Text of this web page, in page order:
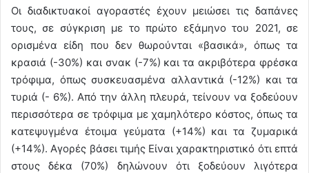
Οι διαδικτυακοί αγοραστές έχουν μειώσει τις δαπάνες
τους, σε σύγκριση με το πρώτο εξάμηνο του 2021, σε
ορισμένα είδη που δεν θωρούνται «βασικά», όπως τα
κρασιά (-30%) και σνακ (-7%) και τα ακριβότερα φρέσκα
τρόφιμα, όπως συσκευασμένα αλλαντικά (-12%) και τα
τυριά (- 6%). Από την άλλη πλευρά, τείνουν να ξοδεύουν
περισσότερα σε τρόφιμα με χαμηλότερο κόστος, όπως τα
κατεψυγμένα έτοιμα γεύματα (+14%) και τα ζυμαρικά
(+14%). Αγορές βάσει τιμής Είναι χαρακτηριστικό ότι επτά
στους δέκα (70%) δηλώνουν ότι ξοδεύουν λιγότερα